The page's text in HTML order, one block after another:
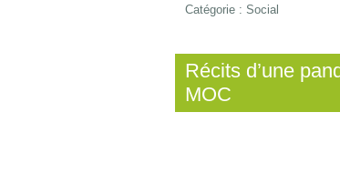
Catégorie : Social
Récits d’une
MOC